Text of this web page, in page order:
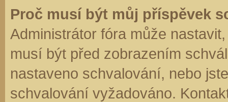
Proč musí být můj příspěvek
Administrátor fóra může
musí být před zobrazením
nastaveno schvalování, nebo
schvalování vyžadováno.